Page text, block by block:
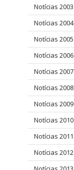
Notícias 2003
Notícias 2004
Notícias 2005
Notícias 2006
Notícias 2007
Notícias 2008
Notícias 2009
Notícias 2010
Notícias 2011
Notícias 2012